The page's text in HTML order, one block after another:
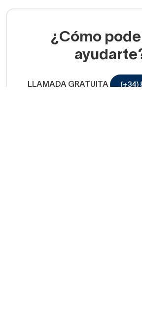
¿Cómo
LLAMADA GRATUITA (+34)